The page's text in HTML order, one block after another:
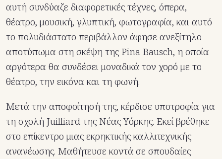
αυτή συνδύαζε διαφορετικές τέχνες, όπερα,
θέατρο, μουσική, γλυπτική, φωτογραφία, και αυτό
το πολυδιάστατο περιβάλλον άφησε ανεξίτηλο
αποτύπωμα στη σκέψη της Pina Bausch, η οποία
αργότερα θα συνδέσει μοναδικά τον χορό με το
θέατρο, την εικόνα και τη φωνή.
Μετά την αποφοίτησή της, κέρδισε υποτροφία για
τη σχολή Juilliard της Νέας Υόρκης. Εκεί βρέθηκε
στο επίκεντρο μιας εκρηκτικής καλλιτεχνικής
ανανέωσης. Μαθήτευσε κοντά σε σπουδαίες